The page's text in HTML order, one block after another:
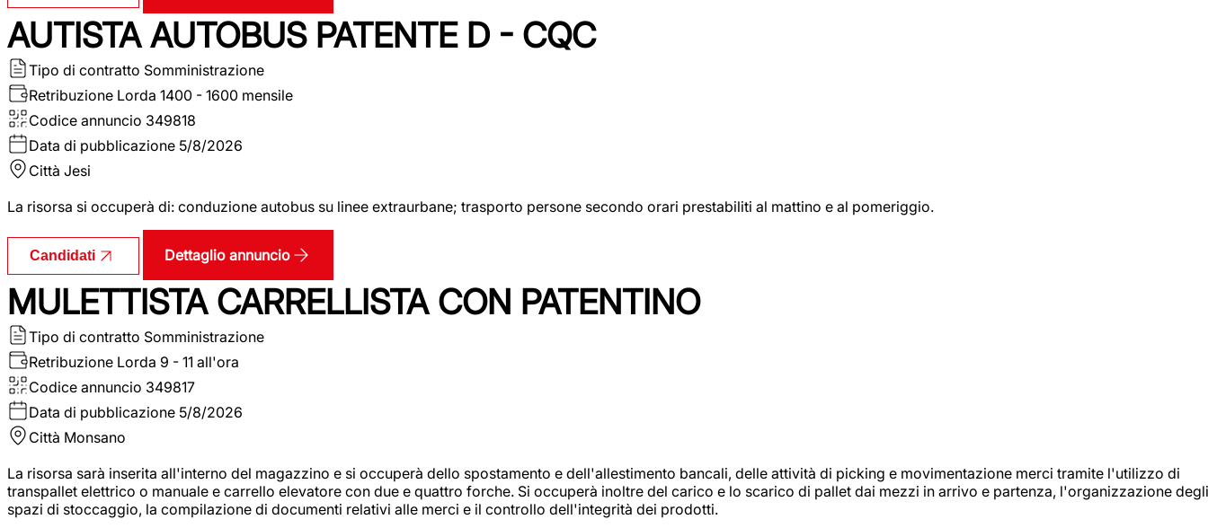
AUTISTA AUTOBUS PATENTE D - CQC
Tipo di contratto Somministrazione
Retribuzione Lorda 1400 - 1600 mensile
Codice annuncio 349818
Data di pubblicazione 5/8/2026
Città Jesi
La risorsa si occuperà di: conduzione autobus su linee extraurbane; trasporto persone secondo orari prestabiliti al mattino e al pomeriggio.
Candidati Dettaglio annuncio
MULETTISTA CARRELLISTA CON PATENTINO
Tipo di contratto Somministrazione
Retribuzione Lorda 9 - 11 all'ora
Codice annuncio 349817
Data di pubblicazione 5/8/2026
Città Monsano
La risorsa sarà inserita all'interno del magazzino e si occuperà dello spostamento e dell'allestimento bancali, delle attività di picking e movimentazione merci tramite l'utilizzo di
transpallet elettrico o manuale e carrello elevatore con due e quattro forche. Si occuperà inoltre del carico e lo scarico di pallet dai mezzi in arrivo e partenza, l'organizzazione degli
spazi di stoccaggio, la compilazione di documenti relativi alle merci e il controllo dell'integrità dei prodotti.